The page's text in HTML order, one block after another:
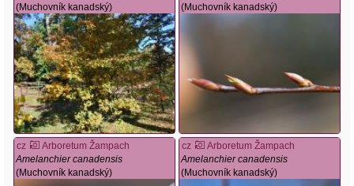
(Muchovník kanadský)
(Muchovník kanadský)
cz
Arboretum Žampach
Amelanchier canadensis
(Muchovník kanadský)
cz
Arboretum Žampach
Amelanchier canadensis
(Muchovník kanadský)